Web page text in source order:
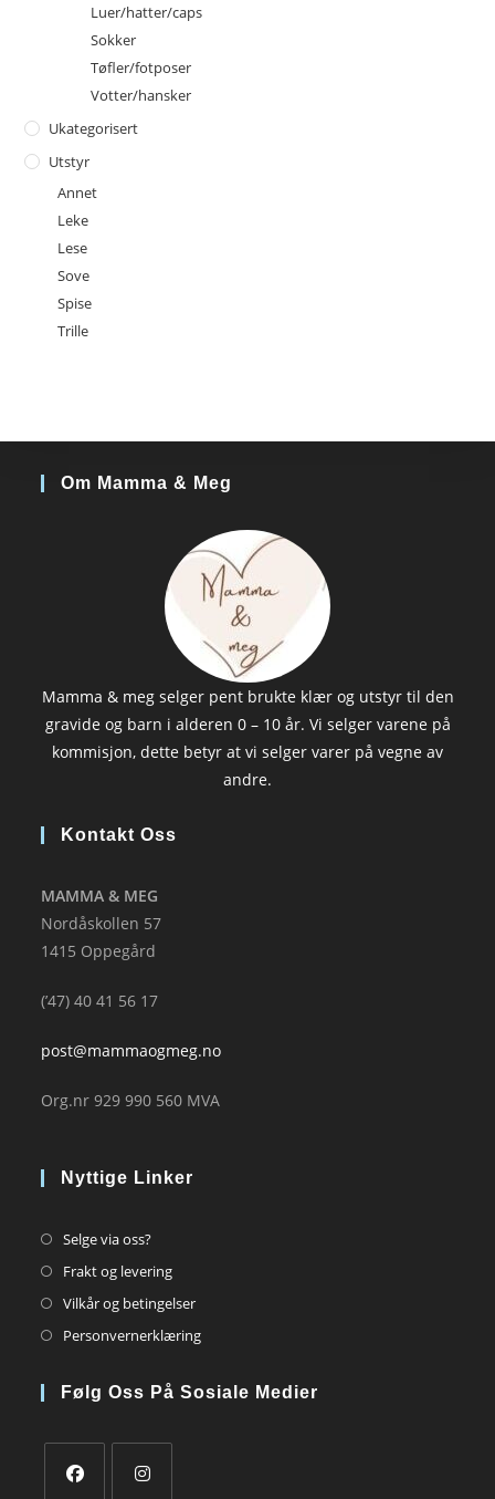
Luer/hatter/caps
Sokker
Tøfler/fotposer
Votter/hansker
Ukategorisert
Utstyr
Annet
Leke
Lese
Sove
Spise
Trille
Om Mamma & Meg
Mamma & meg selger pent brukte klær og utstyr til den
gravide og barn i alderen 0 – 10 år. Vi selger varene på
kommisjon, dette betyr at vi selger varer på vegne av
andre.
Kontakt Oss
MAMMA & MEG
Nordåskollen 57
1415 Oppegård
(’47) 40 41 56 17
post@mammaogmeg.no
Org.nr 929 990 560 MVA
Nyttige Linker
Selge via oss?Opens
in
tab
Frakt og leveringOpens
in
Vilkår og betingelserOpens
in
new
PersonvernerklæringOpens
a
Følg Oss På Sosiale Medier